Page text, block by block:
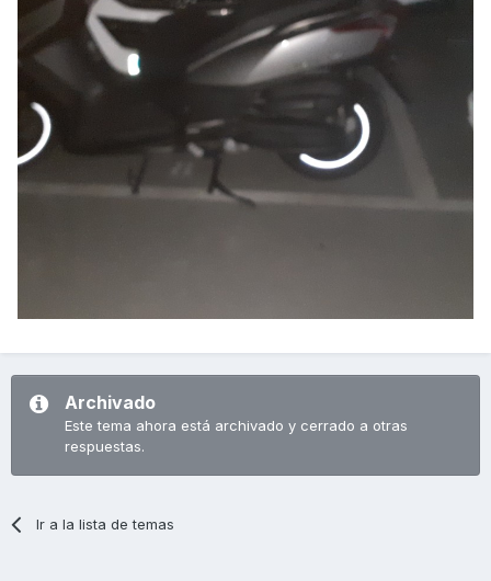
Archivado
Este tema ahora está archivado y cerrado a otras
respuestas.
Ir a la lista de temas